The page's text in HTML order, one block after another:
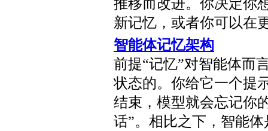
推移而改进。你决定你
新记忆，或者你可以在
智能体记忆架构
前提“记忆”对智能体而
状态的。你给它一个提
结束，模型就会忘记你
话”。相比之下，智能